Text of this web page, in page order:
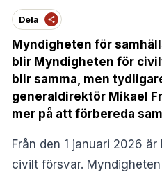
Dela
Myndigheten för
blir Myndigheten för
blir samma, men
generaldirektör Mikael
mer på att förbereda
Från den 1 januari 2026
civilt försvar.